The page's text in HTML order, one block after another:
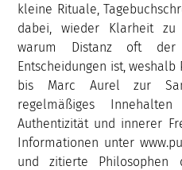
kleine Rituale,
dabei, wieder Klarheit zu
warum Distanz oft der
Entscheidungen ist,
bis Marc Aurel zur
regelmäßiges
Authentizität und innerer
Informationen unter
und zitierte Philosophen